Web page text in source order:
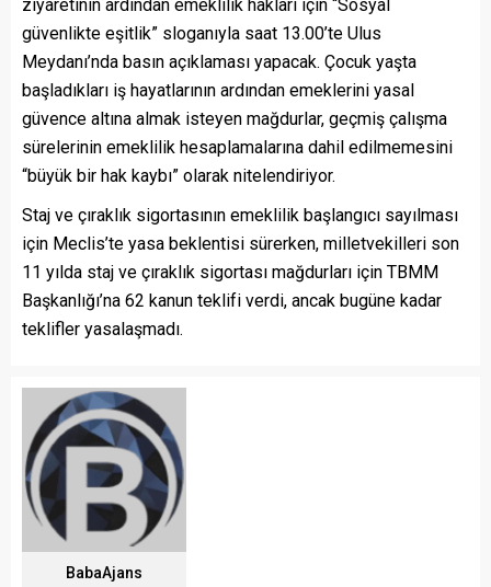
ziyaretinin ardından emeklilik hakları için “Sosyal
güvenlikte eşitlik” sloganıyla saat 13.00’te Ulus
Meydanı’nda basın açıklaması yapacak. Çocuk yaşta
başladıkları iş hayatlarının ardından emeklerini yasal
güvence altına almak isteyen mağdurlar, geçmiş çalışma
sürelerinin emeklilik hesaplamalarına dahil edilmemesini
“büyük bir hak kaybı” olarak nitelendiriyor.
Staj ve çıraklık sigortasının emeklilik başlangıcı sayılması
için Meclis’te yasa beklentisi sürerken, milletvekilleri son
11 yılda staj ve çıraklık sigortası mağdurları için TBMM
Başkanlığı’na 62 kanun teklifi verdi, ancak bugüne kadar
teklifler yasalaşmadı.
BabaAjans